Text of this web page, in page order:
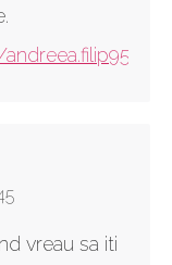
vreau sa iti